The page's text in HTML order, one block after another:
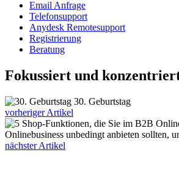
Email Anfrage
Telefonsupport
Anydesk Remotesupport
Registrierung
Beratung
Fokussiert und
30. Geburtstag
vorheriger Artikel
Onlinebusiness unbedingt anbieten sollten,
nächster Artikel